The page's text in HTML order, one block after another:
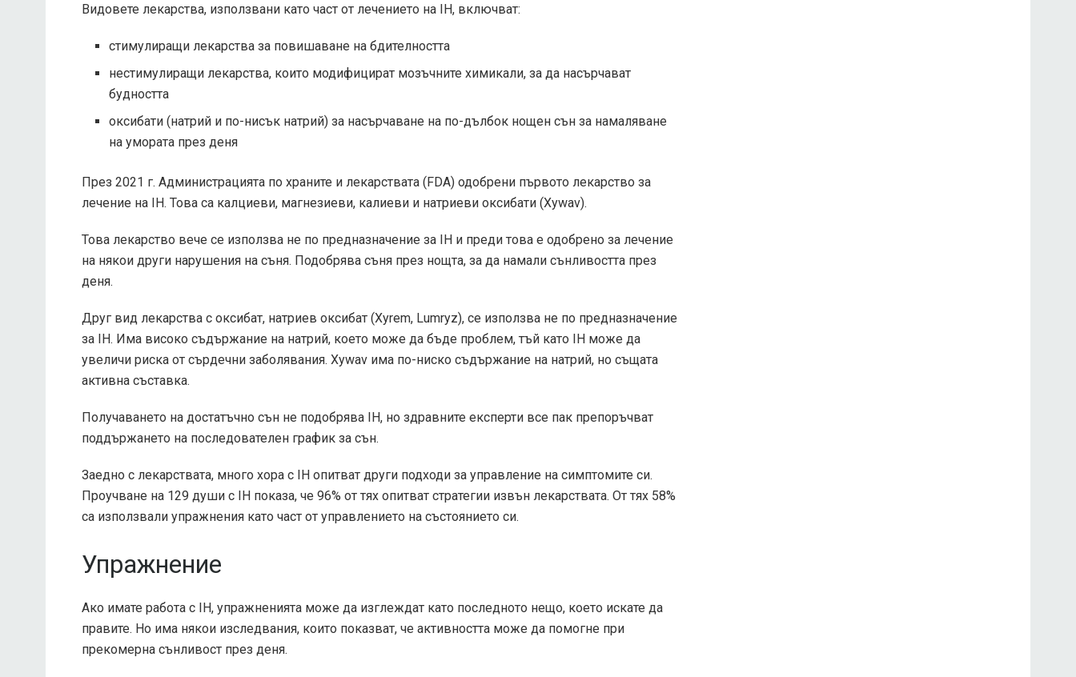
Видовете лекарства, използвани като част от лечението на IH, включват:
стимулиращи лекарства за повишаване на бдителността
нестимулиращи лекарства, които модифицират мозъчните химикали, за да насърчават
будността
оксибати (натрий и по-нисък натрий) за насърчаване на по-дълбок нощен сън за намаляване
на умората през деня
През 2021 г. Администрацията по храните и лекарствата (FDA) одобрени първото лекарство за
лечение на IH. Това са калциеви, магнезиеви, калиеви и натриеви оксибати (Xywav).
Това лекарство вече се използва не по предназначение за IH и преди това е одобрено за лечение
на някои други нарушения на съня. Подобрява съня през нощта, за да намали сънливостта през
деня.
Друг вид лекарства с оксибат, натриев оксибат (Xyrem, Lumryz), се използва не по предназначение
за IH. Има високо съдържание на натрий, което може да бъде проблем, тъй като IH може да
увеличи риска от сърдечни заболявания. Xywav има по-ниско съдържание на натрий, но същата
активна съставка.
Получаването на достатъчно сън не подобрява IH, но здравните експерти все пак препоръчват
поддържането на последователен график за сън.
Заедно с лекарствата, много хора с IH опитват други подходи за управление на симптомите си.
Проучване на 129 души с IH показа, че 96% от тях опитват стратегии извън лекарствата. От тях 58%
са използвали упражнения като част от управлението на състоянието си.
Упражнение
Ако имате работа с IH, упражненията може да изглеждат като последното нещо, което искате да
правите. Но има някои изследвания, които показват, че активността може да помогне при
прекомерна сънливост през деня.